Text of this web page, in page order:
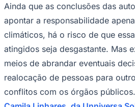
Ainda que as conclusões das
apontar a responsabilidade
climáticos, há o risco de que
atingidos seja desgastante. Mas
meios de abrandar eventuais
realocação de pessoas para
conflitos com os órgãos